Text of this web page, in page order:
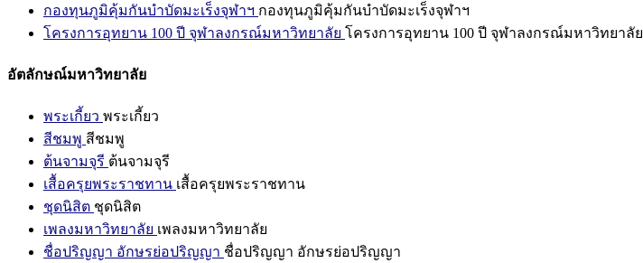
กองทุนภูมิคุ้มกันบำบัดมะเร็งจุฬาฯ กองทุนภูมิคุ้มกันบำบัดมะเร็งจุฬาฯ
โครงการอุทยาน 100 ปี จุฬาลงกรณ์มหาวิทยาลัย โครงการอุทยาน 100 ปี จุฬาลงกรณ์มหาวิทยาลัย
อัตลักษณ์มหาวิทยาลัย
พระเกี้ยว พระเกี้ยว
สีชมพู สีชมพู
ต้นจามจุรี ต้นจามจุรี
เสื้อครุยพระราชทาน เสื้อครุยพระราชทาน
ชุดนิสิต ชุดนิสิต
เพลงมหาวิทยาลัย เพลงมหาวิทยาลัย
ชื่อปริญญา อักษรย่อปริญญา ชื่อปริญญา อักษรย่อปริญญา